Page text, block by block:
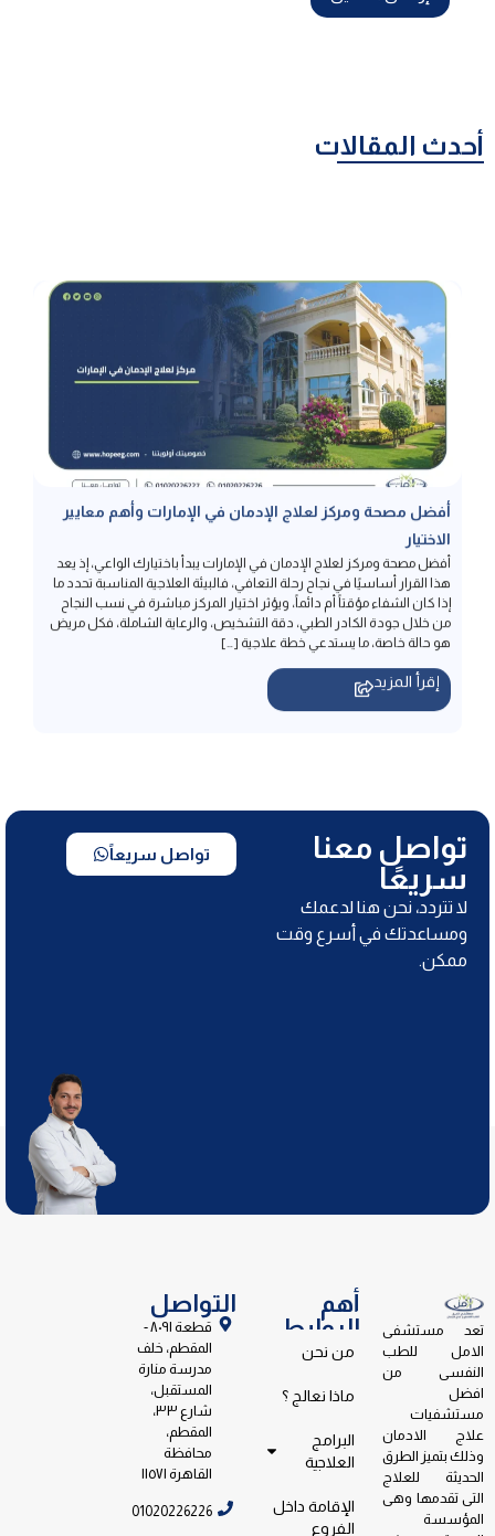
أحدث المقالات
أفضل مصحة ومركز لعلاج الإدمان في الإمارات وأهم معايير
الاختيار
أفضل مصحة ومركز لعلاج الإدمان في الإمارات يبدأ باختيارك الواعي، إذ يعد
هذا القرار أساسيًا في نجاح رحلة التعافي، فالبيئة العلاجية المناسبة تحدد ما
إذا كان الشفاء مؤقتاً أم دائماً، ويؤثر اختيار المركز مباشرة في نسب النجاح
من خلال جودة الكادر الطبي، دقة التشخيص، والرعاية الشاملة، فكل مريض
هو حالة خاصة، ما يستدعي خطة علاجية […]
إقرأ المزيد
تواصل معنا
سريعًا
لا تتردد، نحن هنا لدعمك
ومساعدتك في أسرع وقت
ممكن.
تواصل سريعاً
تعد مستشفى
الامل للطب
النفسى من
افضل
مستشفيات
علاج الادمان
وذلك بتميز الطرق
الحديثة للعلاج
التى تقدمها وهى
المؤسسة
أهم
الروابط
من نحن
ماذا نعالج ؟
البرامج
العلاجية
الإقامة داخل
الفروع
التواصل
قطعة ٨٠٩١ -
المقطم، خلف
مدرسة منارة
المستقبل،
شارع ٣٣،
المقطم،
محافظة
القاهرة ١١٥٧١
01020226226